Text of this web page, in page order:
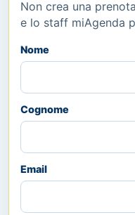
Non crea una
e lo staff miAgenda
Nome
Cognome
Email